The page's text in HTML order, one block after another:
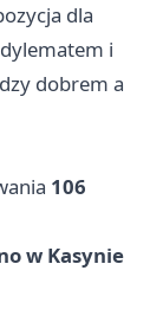
dla
i
dobrem a
106
w Kasynie